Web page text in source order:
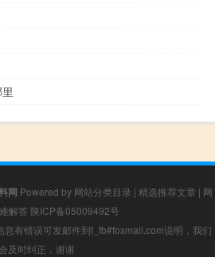
网 Powered by 网站分类目录 | 精选推荐文章 | 网
解答 陕ICP备05009492号
有错误可发邮件到f_fb#foxmail.com说明，我们
会及时纠正，谢谢